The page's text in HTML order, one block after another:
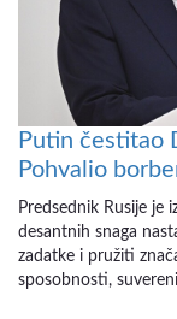
Putin čestitao
Pohvalio
Predsednik Rusije je
desantnih snaga
zadatke i pružiti
sposobnosti,